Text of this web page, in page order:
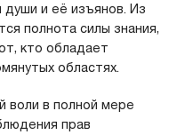
души и её изъянов. Из
полнота силы знания,
кто обладает
областях.
воли в полной мере
прав